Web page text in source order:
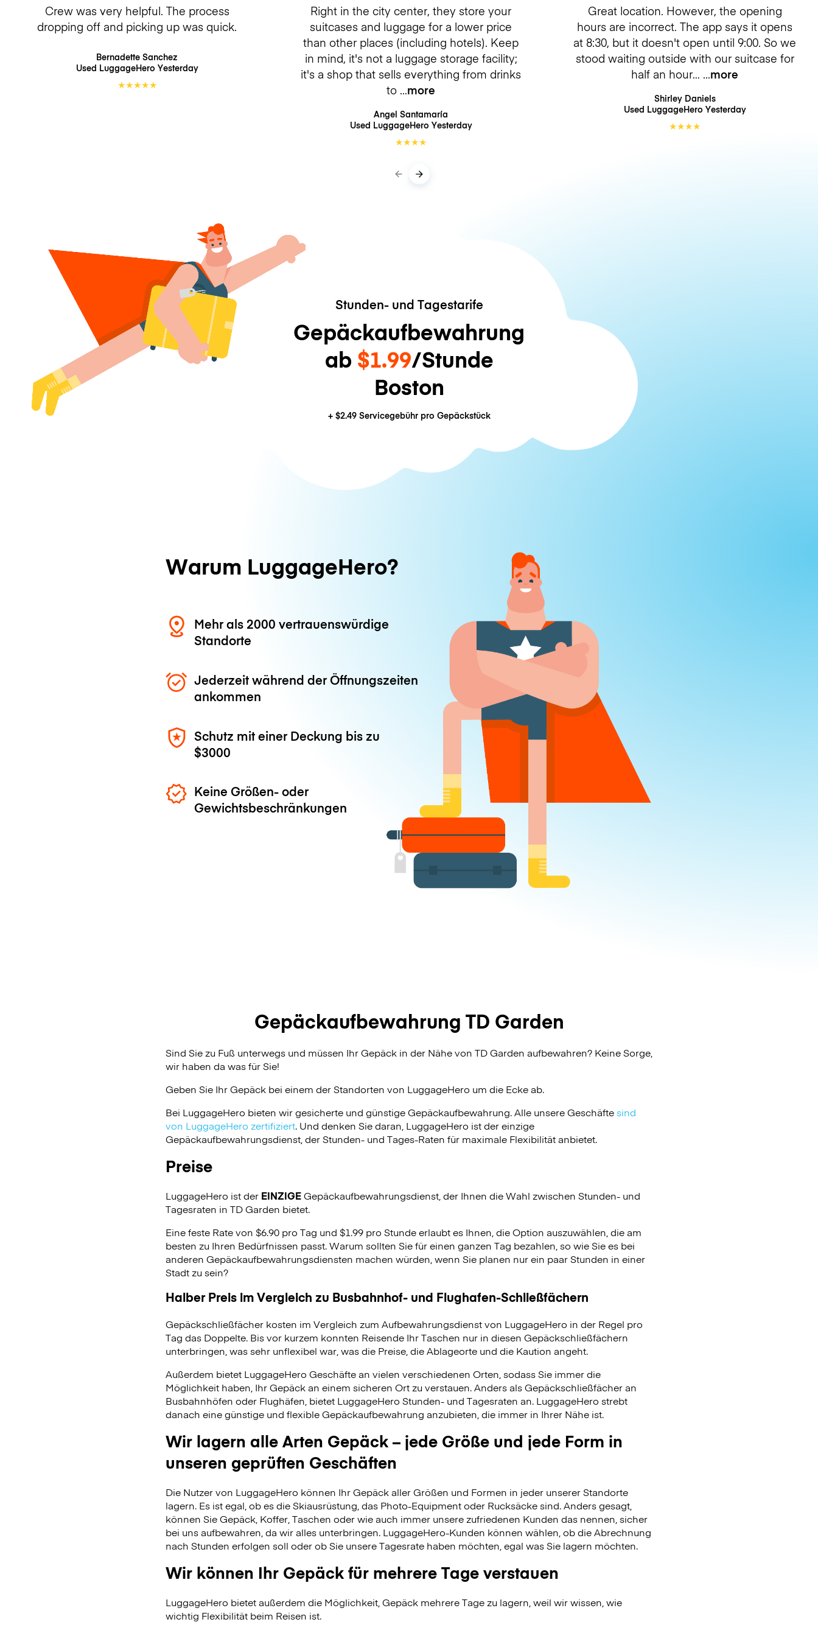
Crew was very helpful. The process
dropping off and picking up was quick.
Bernadette Sanchez
Used LuggageHero Yesterday
★★★★★
Right in the city center, they store your
suitcases and luggage for a lower price
than other places (including hotels). Keep
in mind, it's not a luggage storage facility;
it's a shop that sells everything from drinks
to
more
Angel Santamaría
Used LuggageHero Yesterday
★★★★
Great location. However, the opening
hours are incorrect. The app says it opens
at 8:30, but it doesn't open until 9:00. So we
stood waiting outside with our suitcase for
half an hour…
more
Shirley Daniels
Used LuggageHero Yesterday
★★★★
Stunden- und Tagestarife
Gepäckaufbewahrung
ab $1.99/Stunde
Boston
+ $2.49Servicegebühr pro Gepäckstück
Warum LuggageHero?
Mehr als 2000 vertrauenswürdige
Standorte
Jederzeit während der Öffnungszeiten
ankommen
Schutz mit einer Deckung bis zu
$3000
Keine Größen- oder
Gewichtsbeschränkungen
Gepäckaufbewahrung TD Garden
Sind Sie zu Fuß unterwegs und müssen Ihr Gepäck in der Nähe von TD Garden aufbewahren? Keine Sorge,
wir haben da was für Sie!
Geben Sie Ihr Gepäck bei einem der Standorten von LuggageHero um die Ecke ab.
Bei LuggageHero bieten wir gesicherte und günstige Gepäckaufbewahrung. Alle unsere Geschäftesind
von LuggageHero zertifiziert. Und denken Sie daran, LuggageHero ist der einzige
Gepäckaufbewahrungsdienst, der Stunden- und Tages-Raten für maximale Flexibilität anbietet.
Preise
LuggageHero ist der EINZIGEGepäckaufbewahrungsdienst, der Ihnen die Wahl zwischen Stunden- und
Tagesraten in TD Garden bietet.
Eine feste Rate von $6.90 pro Tag und $1.99 pro Stunde erlaubt es Ihnen, die Option auszuwählen, die am
besten zu Ihren Bedürfnissen passt. Warum sollten Sie für einen ganzen Tag bezahlen, so wie Sie es bei
anderen Gepäckaufbewahrungsdiensten machen würden, wenn Sie planen nur ein paar Stunden in einer
Stadt zu sein?
Halber Preis im Vergleich zu Busbahnhof- und Flughafen-Schließfächern
Gepäckschließfächer kosten im Vergleich zum Aufbewahrungsdienst von LuggageHero in der Regel pro
Tag das Doppelte. Bis vor kurzem konnten Reisende Ihr Taschen nur in diesen Gepäckschließfächern
unterbringen, was sehr unflexibel war, was die Preise, die Ablageorte und die Kaution angeht.
Außerdem bietet LuggageHero Geschäfte an vielen verschiedenen Orten, sodass Sie immer die
Möglichkeit haben, Ihr Gepäck an einem sicheren Ort zu verstauen. Anders als Gepäckschließfächer an
Busbahnhöfen oder Flughäfen, bietet LuggageHero Stunden- und Tagesraten an. LuggageHero strebt
danach eine günstige und flexible Gepäckaufbewahrung anzubieten, die immer in Ihrer Nähe ist.
Wir lagern alle Arten Gepäck – jede Größe und jede Form in
unseren geprüften Geschäften
Die Nutzer von LuggageHero können Ihr Gepäck aller Größen und Formen in jeder unserer Standorte
lagern. Es ist egal, ob es die Skiausrüstung, das Photo-Equipment oder Rucksäcke sind. Anders gesagt,
können Sie Gepäck, Koffer, Taschen oder wie auch immer unsere zufriedenen Kunden das nennen, sicher
bei uns aufbewahren, da wir alles unterbringen. LuggageHero-Kunden können wählen, ob die Abrechnung
nach Stunden erfolgen soll oder ob Sie unsere Tagesrate haben möchten, egal was Sie lagern möchten.
Wir können Ihr Gepäck für mehrere Tage verstauen
LuggageHero bietet außerdem die Möglichkeit, Gepäck mehrere Tage zu lagern, weil wir wissen, wie
wichtig Flexibilität beim Reisen ist.